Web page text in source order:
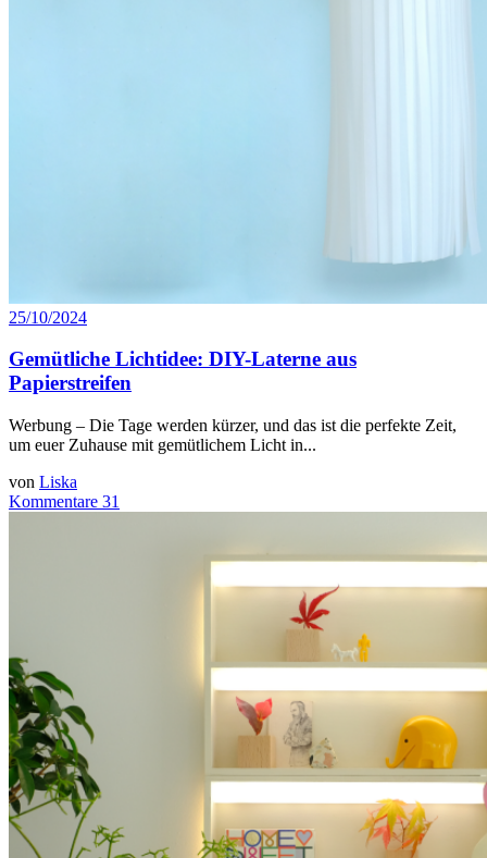
25/10/2024
Gemütliche Lichtidee: DIY-Laterne aus
Papierstreifen
Werbung – Die Tage werden kürzer, und das ist die perfekte Zeit,
um euer Zuhause mit gemütlichem Licht in...
von Liska
Kommentare 31